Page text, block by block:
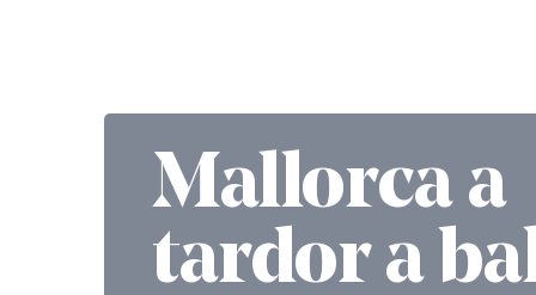
Mallorca a
tardor a
Mallorca a
tardor a